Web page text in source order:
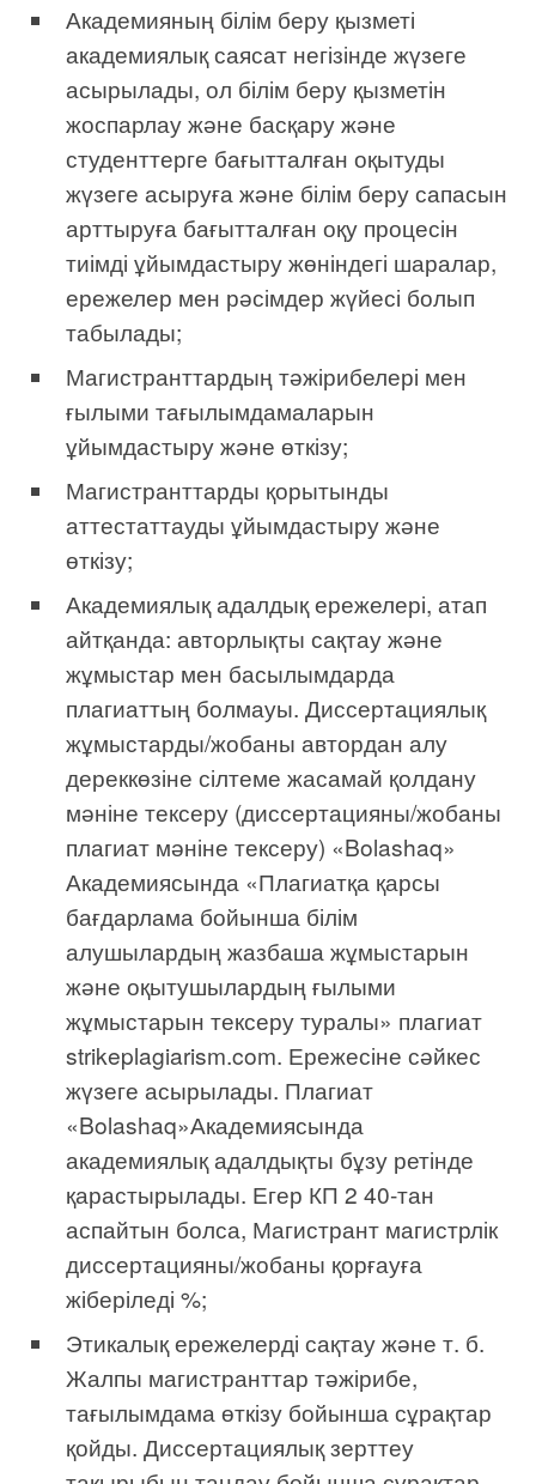
Академияның білім беру қызметі
академиялық саясат негізінде жүзеге
асырылады, ол білім беру қызметін
жоспарлау және басқару және
студенттерге бағытталған оқытуды
жүзеге асыруға және білім беру сапасын
арттыруға бағытталған оқу процесін
тиімді ұйымдастыру жөніндегі шаралар,
ережелер мен рәсімдер жүйесі болып
табылады;
Магистранттардың тәжірибелері мен
ғылыми тағылымдамаларын
ұйымдастыру және өткізу;
Магистранттарды қорытынды
аттестаттауды ұйымдастыру және
өткізу;
Академиялық адалдық ережелері, атап
айтқанда: авторлықты сақтау және
жұмыстар мен басылымдарда
плагиаттың болмауы. Диссертациялық
жұмыстарды/жобаны автордан алу
дереккөзіне сілтеме жасамай қолдану
мәніне тексеру (диссертацияны/жобаны
плагиат мәніне тексеру) «Bolashaq»
Академиясында «Плагиатқа қарсы
бағдарлама бойынша білім
алушылардың жазбаша жұмыстарын
және оқытушылардың ғылыми
жұмыстарын тексеру туралы» плагиат
strikeplagiarism.com. Ережесіне сәйкес
жүзеге асырылады. Плагиат
«Bolashaq»Академиясында
академиялық адалдықты бұзу ретінде
қарастырылады. Егер КП 2 40-тан
аспайтын болса, Магистрант магистрлік
диссертацияны/жобаны қорғауға
жіберіледі %;
Этикалық ережелерді сақтау және т. б.
Жалпы магистранттар тәжірибе,
тағылымдама өткізу бойынша сұрақтар
қойды. Диссертациялық зерттеу